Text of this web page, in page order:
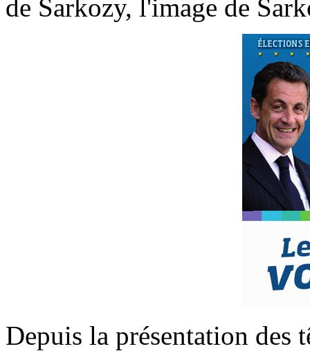
de Sarkozy, l'image de
Depuis la présentation des